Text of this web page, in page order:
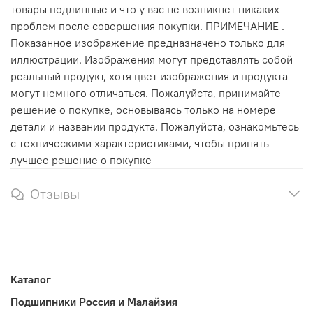
товары подлинные и что у вас не возникнет никаких
проблем после совершения покупки. ПРИМЕЧАНИЕ .
Показанное изображение предназначено только для
иллюстрации. Изображения могут представлять собой
реальный продукт, хотя цвет изображения и продукта
могут немного отличаться. Пожалуйста, принимайте
решение о покупке, основываясь только на номере
детали и названии продукта. Пожалуйста, ознакомьтесь
с техническими характеристиками, чтобы принять
лучшее решение о покупке
Отзывы
Каталог
Подшипники Россия и Малайзия